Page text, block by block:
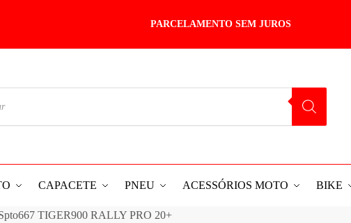
PARCELAMENTO SEM JUROS
CAPACETE PNEU ACESSÓRIOS MOTO BIKE
TIGER900 RALLY PRO 20+